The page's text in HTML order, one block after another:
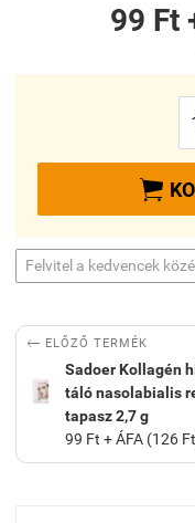
99 Ft

Felvitel a kedvencek
 ELŐZŐ TERMÉK
Sadoer Kollagén
táló nasolabialis
tapasz 2,7 g
99 Ft + ÁFA (126